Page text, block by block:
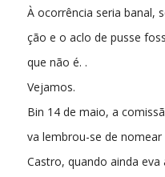
À ocorrência seria banal,
ção e o aclo de pusse
que não é. .
Vejamos.
Bin 14 de maio, a
va lembrou-se de nomear
Castro, quando ainda eva